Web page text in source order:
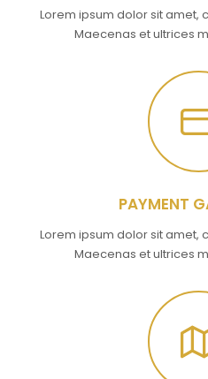
Lorem ipsum dolor sit amet,
Maecenas et ultrices
PAYMENT
Lorem ipsum dolor sit amet,
Maecenas et ultrices